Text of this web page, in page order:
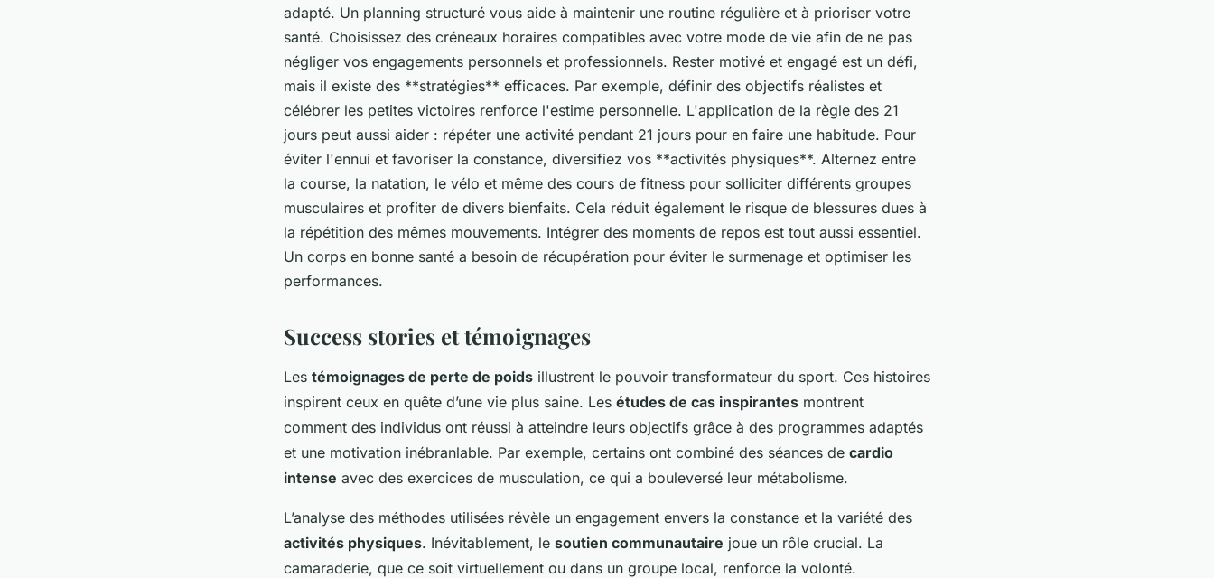
adapté. Un planning structuré vous aide à maintenir une routine régulière et à prioriser votre
santé. Choisissez des créneaux horaires compatibles avec votre mode de vie afin de ne pas
négliger vos engagements personnels et professionnels. Rester motivé et engagé est un défi,
mais il existe des **stratégies** efficaces. Par exemple, définir des objectifs réalistes et
célébrer les petites victoires renforce l'estime personnelle. L'application de la règle des 21
jours peut aussi aider : répéter une activité pendant 21 jours pour en faire une habitude. Pour
éviter l'ennui et favoriser la constance, diversifiez vos **activités physiques**. Alternez entre
la course, la natation, le vélo et même des cours de fitness pour solliciter différents groupes
musculaires et profiter de divers bienfaits. Cela réduit également le risque de blessures dues à
la répétition des mêmes mouvements. Intégrer des moments de repos est tout aussi essentiel.
Un corps en bonne santé a besoin de récupération pour éviter le surmenage et optimiser les
performances.
Success stories et témoignages
Les témoignages de perte de poids illustrent le pouvoir transformateur du sport. Ces histoires
inspirent ceux en quête d’une vie plus saine. Les études de cas inspirantes montrent
comment des individus ont réussi à atteindre leurs objectifs grâce à des programmes adaptés
et une motivation inébranlable. Par exemple, certains ont combiné des séances de cardio
intense avec des exercices de musculation, ce qui a bouleversé leur métabolisme.
L’analyse des méthodes utilisées révèle un engagement envers la constance et la variété des
activités physiques. Inévitablement, le soutien communautaire joue un rôle crucial. La
camaraderie, que ce soit virtuellement ou dans un groupe local, renforce la volonté.